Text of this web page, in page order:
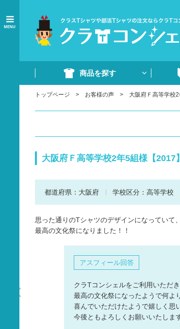
商品を探す
ドライポロシャツ
スウェット・パンツ
部活ウェア・ジャージ
タオル
ード
トップページ お客様の声 大阪府Ｆ高等学校2
大阪府Ｆ高等学校2年5組様【2017】
都道府県： 大阪府 学校区分： 高等学校
思った通りのTシャツのデザインになっていて
最高の文化祭になりました！！
アスフィール回答
クラTコンシェルをご利用いただ
最高の文化祭になったようで何よ
喜んでいただけたようで嬉しく思
今後ともよろしくお願いいたしま
MENU